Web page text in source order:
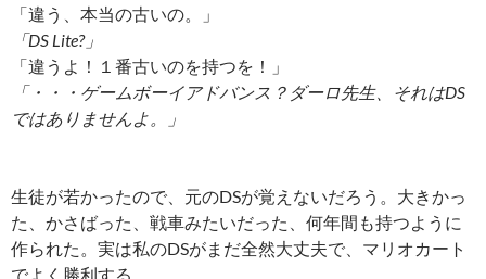
「違う、本当の古いの。」
「DS Lite?」
「違うよ！１番古いのを持つを！」
「・・・ゲームボーイアドバンス？ダーロ先生、それはDS
ではありませんよ。」
生徒が若かったので、元のDSが覚えないだろう。大きかっ
た、かさばった、戦車みたいだった、何年間も持つように
作られた。実は私のDSがまだ全然大丈夫で、マリオカート
でよく勝利する。